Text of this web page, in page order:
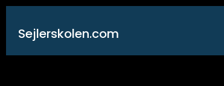
Gå
indholdet
Sejlerskolen.com